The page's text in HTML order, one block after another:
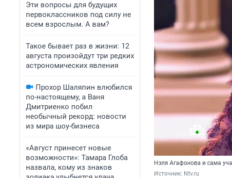
Эти вопросы для будущих
первоклассников под силу не
всем взрослым. А вам?
Такое бывает раз в жизни: 12
августа произойдут три редких
астрономических явления
Прохор Шаляпин влюбился
по-настоящему, а Ваня
Дмитриенко побил
необычный рекорд: новости
из мира шоу-бизнеса
«Август принесет новые
возможности»: Тамара Глоба
назвала, кому из знаков
Нэля Агафонова и сама
Источник: Ntv.ru